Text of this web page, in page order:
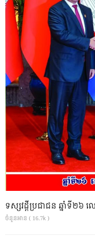
ទស្សវដ្តីប្រជាជន ឆ្នាំទី២៦
ចំនួនអាន ( 16.7k )